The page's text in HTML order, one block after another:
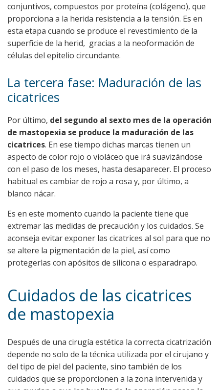
conjuntivos, compuestos por proteína (colágeno), que
proporciona a la herida resistencia a la tensión. Es en
esta etapa cuando se produce el revestimiento de la
superficie de la herid, gracias a la neoformación de
células del epitelio circundante.
La tercera fase: Maduración de las
cicatrices
Por último, del segundo al sexto mes de la operación
de mastopexia se produce la maduración de las
cicatrices. En ese tiempo dichas marcas tienen un
aspecto de color rojo o violáceo que irá suavizándose
con el paso de los meses, hasta desaparecer. El proceso
habitual es cambiar de rojo a rosa y, por último, a
blanco nácar.
Es en este momento cuando la paciente tiene que
extremar las medidas de precaución y los cuidados. Se
aconseja evitar exponer las cicatrices al sol para que no
se altere la pigmentación de la piel, así como
protegerlas con apósitos de silicona o esparadrapo.
Cuidados de las cicatrices
de mastopexia
Después de una cirugía estética la correcta cicatrización
depende no solo de la técnica utilizada por el cirujano y
del tipo de piel del paciente, sino también de los
cuidados que se proporcionen a la zona intervenida y